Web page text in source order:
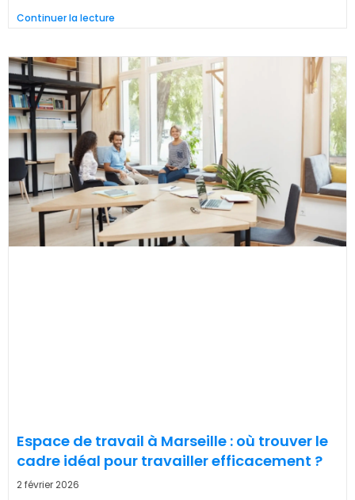
Continuer la lecture
Espace de travail à Marseille : où trouver le
cadre idéal pour travailler efficacement ?
2 février 2026